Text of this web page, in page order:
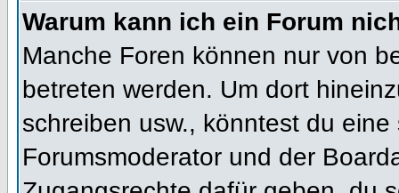
Warum kann ich ein Forum
Manche Foren können nur von
betreten werden. Um dort
schreiben usw., könntest du
Forumsmoderator und der